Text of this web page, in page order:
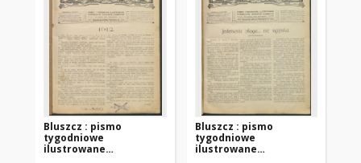
Bluszcz : pismo
tygodniowe
ilustrowane
Bluszcz : pismo
tygodniowe
ilustrowane